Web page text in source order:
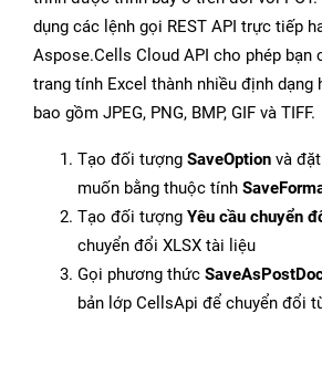
dụng các lệnh gọi REST API trực tiếp
Aspose.Cells Cloud API cho phép bạn
trang tính Excel thành nhiều định dạng
bao gồm JPEG, PNG, BMP, GIF và TIFF.
Tạo đối tượng SaveOption và
muốn bằng thuộc tính
Tạo đối tượng Yêu cầu chuyển
chuyển đổi XLSX tài liệu
Gọi phương thức
bản lớp CellsApi để chuyển đổi